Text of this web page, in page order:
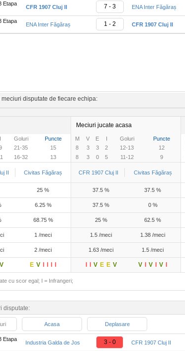
Etapa
CFR 1907 Cluj II 7 - 3 ENA Inter Făgăraș
Etapa
ENA Inter Făgăraș 1 - 2 CFR 1907 Cluj II
disputate de fiecare echipa:
Meciuri jucate acasa
I Goluri Puncte M V E I Goluri Puncte
21-35 15 8 3 3 2 12-13 12
16-32 13 8 3 0 5 11-12 9
II Civitas Făgăraș CFR 1907 Cluj II Civitas Făgăraș
25 % 37.5 % 37.5 %
6.25 % 37.5 % 0 %
68.75 % 25 % 62.5 %
1 /meci 1.5 /meci 1.38 /meci
2 /meci 1.63 /meci 1.5 /meci
V E V V E E V V V V
cu scor egal; I = Infrangeri;
disputate:
Acasa Deplasare
Etapa
Industria Galda de Jos 3 - 0 CFR 1907 Cluj II